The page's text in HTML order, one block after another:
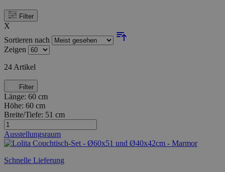
Filter
X
Sortieren nach
Zeigen
24 Artikel
Filter
Länge: 60 cm
Höhe: 60 cm
Breite/Tiefe: 51 cm
Ausstellungsraum
Schnelle Lieferung